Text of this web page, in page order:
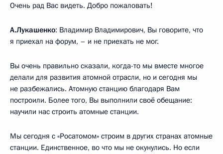
Очень рад Вас видеть. Добро пожаловать!
А.Лукашенко: Владимир Владимирович, Вы говорите, что
я приехал на форум, – и не приехать не мог.
Вы очень правильно сказали, когда-то мы вместе многое
делали для развития атомной отрасли, но и сегодня мы
не разбежались. Атомную станцию благодаря Вам
построили. Более того, Вы выполнили своё обещание:
научили нас строить атомные станции.
Мы сегодня с «Росатомом» строим в других странах атомные
станции. Единственное, во что мы не окунулись. Но если